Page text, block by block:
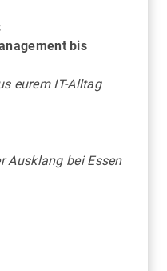
bis
eurem IT-Alltag
Ausklang bei Essen
Erlebniswelt und